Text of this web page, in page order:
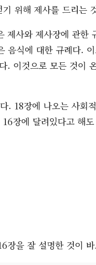
위해 제사를 드리는
제사와 제사장에 관한
식에 대한 규례다.
이것으로 모든 것이
. 18장에 나오는 사회
장에 달려있다고 해
장을 잘 설명한 것이